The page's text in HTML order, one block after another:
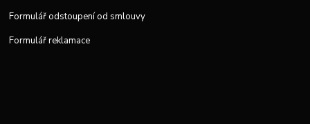
Formulář odstoupení od smlouvy
Formulář reklamace